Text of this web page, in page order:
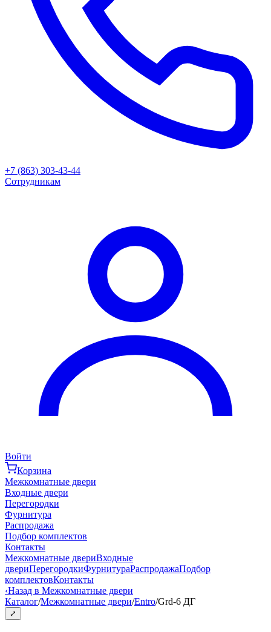
+7 (863) 303-43-44
Сотрудникам
Войти
Корзина
Межкомнатные двери
Входные двери
Перегородки
Фурнитура
Распродажа
Подбор комплектов
Контакты
Межкомнатные двериВходные
двериПерегородкиФурнитураРаспродажаПодбор
комплектовКонтакты
‹Назад в Межкомнатные двери
Каталог/Межкомнатные двери/Entro/Grd-6 ДГ
⤢